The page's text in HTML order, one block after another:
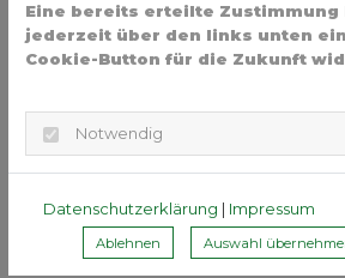
wie negativ) sind dabei die leichten
Muskulatur. Bei Kindern, die ja noch
das damit v.a. die Kräfte, die nachts
Eine bereits erteilte Zustimmung
jederzeit über den links unten
Cookie-Button für die Zukunft
Notwendig
Datenschutzerklärung | Impressum
Ablehnen Auswahl